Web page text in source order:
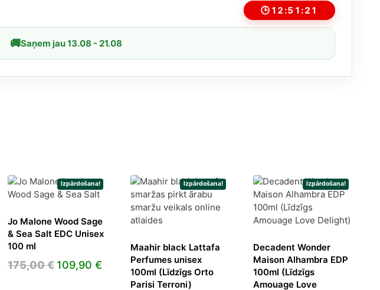
🕒 12:51:21
🚚Saņem jau 13.08 - 21.08
Izpārdošana!
Jo Malone Wood Sage
& Sea Salt EDC Unisex
100 ml
175,00€ Original
109,90 €Current
Izpārdošana!
Maahir black Lattafa
Perfumes unisex
100ml (Līdzīgs Orto
Parisi Terroni)
Izpārdošana!
Decadent Wonder
Maison Alhambra EDP
100ml (Līdzīgs
Amouage Love